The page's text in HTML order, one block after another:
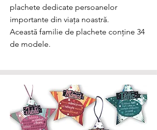
plachete dedicate persoanelor
importante din viața noastră.
Această familie de plachete conține 34
de modele.